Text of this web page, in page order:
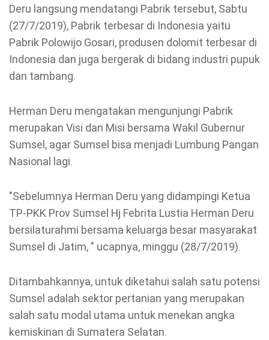
Deru langsung mendatangi Pabrik tersebut, Sabtu
(27/7/2019), Pabrik terbesar di Indonesia yaitu
Pabrik Polowijo Gosari, produsen dolomit terbesar di
Indonesia dan juga bergerak di bidang industri pupuk
dan tambang.
Herman Deru mengatakan mengunjungi Pabrik
merupakan Visi dan Misi bersama Wakil Gubernur
Sumsel, agar Sumsel bisa menjadi Lumbung Pangan
Nasional lagi.
"Sebelumnya Herman Deru yang didampingi Ketua
TP-PKK Prov Sumsel Hj Febrita Lustia Herman Deru
bersilaturahmi bersama keluarga besar masyarakat
Sumsel di Jatim, " ucapnya, minggu (28/7/2019).
Ditambahkannya, untuk diketahui salah satu potensi
Sumsel adalah sektor pertanian yang merupakan
salah satu modal utama untuk menekan angka
kemiskinan di Sumatera Selatan.